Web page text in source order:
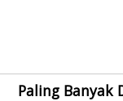
Paling Banyak